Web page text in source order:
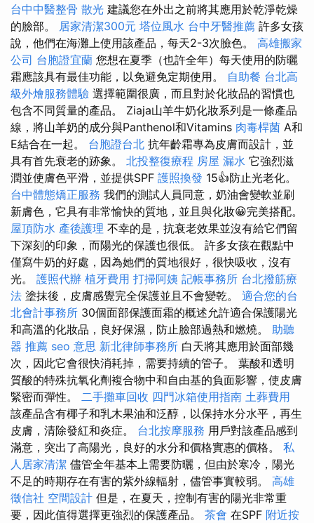
台中中醫整骨 散光 建議您在外出之前將其應用於乾淨乾燥
的臉部。 居家清潔300元 塔位風水 台中牙醫推薦 許多女孩
說，他們在海灘上使用該產品，每天2-3次臉色。 高雄搬家
公司 台胞證宜蘭 您想在夏季（也許全年）每天使用的防曬
霜應該具有最佳功能，以免避免定期使用。 自助餐 台北高
級外燴服務體驗 選擇範圍很廣，而且對於化妝品的習慣也
包含不同質量的產品。 Ziaja山羊牛奶化妝系列是一條產品
線，將山羊奶的成分與Panthenol和Vitamins 肉毒桿菌 A和
E結合在一起。 台胞證台北 抗年齡霜專為皮膚而設計，並
具有首先衰老的跡象。 北投整復療程 房屋 漏水 它強烈滋
潤並使膚色平滑，並提供SPF 護照換發 15👍防止光老化。
台中體態矯正服務 我們的測試人員同意，奶油會變軟並刷
新膚色，它具有非常愉快的質地，並且與化妝😀完美搭配。
屋頂防水 產後護理 不幸的是，抗衰老效果並沒有給它們留
下深刻的印象，而陽光的保護也很低。 許多女孩在觀點中
僅寫牛奶的好處，因為她們的質地很好，很快吸收，沒有
光。 護照代辦 植牙費用 打掃阿姨 記帳事務所 台北撥筋療
法 塗抹後，皮膚感覺完全保護並且不會變乾。 適合您的台
北會計事務所 30個面部保護面霜的概述允許適合保護陽光
和高溫的化妝品，良好保濕，防止臉部過熱和燃燒。 助聽
器 推薦 seo 意思 新北律師事務所 白天將其應用於面部幾
次，因此它會很快消耗掉，需要持續的管子。 葉酸和透明
質酸的特殊抗氧化劑複合物中和自由基的負面影響，使皮膚
緊密而彈性。 二手攤車回收 四門冰箱使用指南 土葬費用
該產品含有椰子和乳木果油和泛醇，以保持水分水平，再生
皮膚，清除發紅和炎症。 台北按摩服務 用戶對該產品感到
滿意，突出了高陽光，良好的水分和價格實惠的價格。 私
人居家清潔 儘管全年基本上需要防曬，但由於寒冷，陽光
不足的時期存在有害的紫外線輻射，儘管事實較弱。 高雄
徵信社 空間設計 但是，在夏天，控制有害的陽光非常重
要，因此值得選擇更強烈的保護產品。 茶會 在SPF 附近按